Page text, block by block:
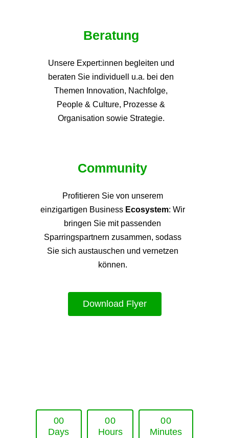
Beratung
Unsere Expert:innen begleiten und
beraten Sie individuell u.a. bei den
Themen Innovation, Nachfolge,
People & Culture, Prozesse &
Organisation sowie Strategie.
Community
Profitieren Sie von unserem
einzigartigen Business Ecosystem: Wir
bringen Sie mit passenden
Sparringspartnern zusammen, sodass
Sie sich austauschen und vernetzen
können.
Download Flyer
00
Days
00
Hours
00
Minutes